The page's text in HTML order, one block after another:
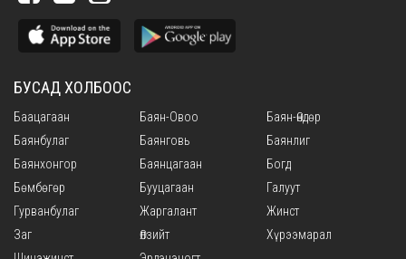
БУСАД ХОЛБООС
Баацагаан Баян-Овоо
Баян-Өндөр
Баянбулаг
Баянговь
Баянлиг
Баянхонгор
Баянцагаан
Богд
Бөмбөгөр
Бууцагаан
Галуут
Гурванбулаг
Жаргалант
Жинст
Заг
Өлзийт
Хүрээмарал